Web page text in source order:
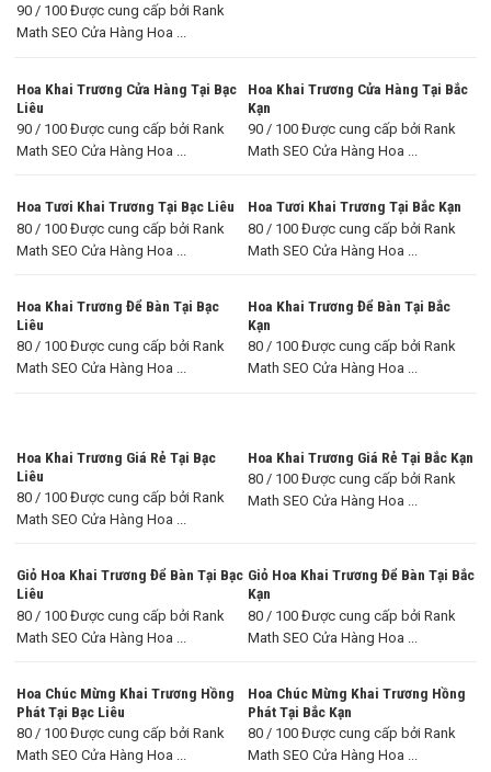
90 / 100 Được cung cấp bởi Rank
Math SEO Cửa Hàng Hoa ...
Hoa Khai Trương Cửa Hàng Tại Bạc
Liêu
90 / 100 Được cung cấp bởi Rank
Math SEO Cửa Hàng Hoa ...
Hoa Khai Trương Cửa Hàng Tại Bắc
Kạn
90 / 100 Được cung cấp bởi Rank
Math SEO Cửa Hàng Hoa ...
Hoa Tươi Khai Trương Tại Bạc Liêu
80 / 100 Được cung cấp bởi Rank
Math SEO Cửa Hàng Hoa ...
Hoa Tươi Khai Trương Tại Bắc Kạn
80 / 100 Được cung cấp bởi Rank
Math SEO Cửa Hàng Hoa ...
Hoa Khai Trương Để Bàn Tại Bạc
Liêu
80 / 100 Được cung cấp bởi Rank
Math SEO Cửa Hàng Hoa ...
Hoa Khai Trương Để Bàn Tại Bắc
Kạn
80 / 100 Được cung cấp bởi Rank
Math SEO Cửa Hàng Hoa ...
Hoa Khai Trương Giá Rẻ Tại Bạc
Liêu
80 / 100 Được cung cấp bởi Rank
Math SEO Cửa Hàng Hoa ...
Hoa Khai Trương Giá Rẻ Tại Bắc Kạn
80 / 100 Được cung cấp bởi Rank
Math SEO Cửa Hàng Hoa ...
Giỏ Hoa Khai Trương Để Bàn Tại Bạc
Liêu
80 / 100 Được cung cấp bởi Rank
Math SEO Cửa Hàng Hoa ...
Giỏ Hoa Khai Trương Để Bàn Tại Bắc
Kạn
80 / 100 Được cung cấp bởi Rank
Math SEO Cửa Hàng Hoa ...
Hoa Chúc Mừng Khai Trương Hồng
Phát Tại Bạc Liêu
80 / 100 Được cung cấp bởi Rank
Math SEO Cửa Hàng Hoa ...
Hoa Chúc Mừng Khai Trương Hồng
Phát Tại Bắc Kạn
80 / 100 Được cung cấp bởi Rank
Math SEO Cửa Hàng Hoa ...